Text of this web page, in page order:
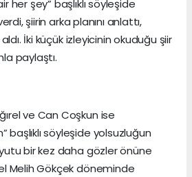
her şey” başlıklı söyleşide
şiirin arka planını anlattı,
İki küçük izleyicinin okuduğu şiir
paylaştı.
ve Can Coşkun ise
başlıklı söyleşide yolsuzluğun
bir kez daha gözler önüne
Melih Gökçek döneminde